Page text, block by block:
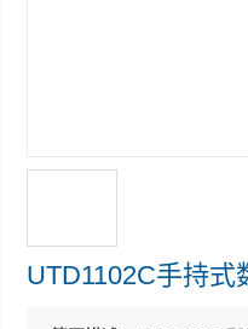
UTD1102C手持式